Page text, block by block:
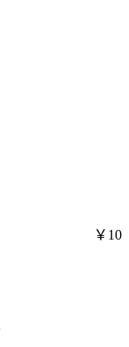
￥10